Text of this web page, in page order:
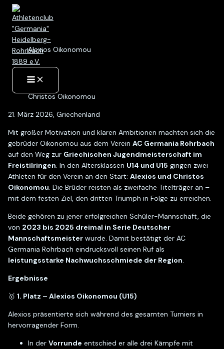
Zum
Inhalt
springen
Menu
Alexios Oikonomou
Christos Oikonomou
21. März 2026, Griechenland
Mit großer Motivation und klaren Ambitionen machten sich die
gebrüder Oikonomou aus dem Verein AC Germania Rohrbach
auf den Weg zur Griechischen Jugendmeisterschaft im
Freistilringen. In den Altersklassen U14 und U15 gingen zwei
Athleten für den Verein an den Start: Alexios und Christos
Oikonomou. Die Brüder reisten als zweifache Titelträger an –
mit dem festen Ziel, den dritten Triumph in Folge zu erreichen.
Beide gehören zu jener erfolgreichen Schüler-Mannschaft, die
von 2023 bis 2025 dreimal in Serie Deutscher
Mannschaftsmeisterwurde. Damit bestätigt der AC
Germania Rohrbach eindrucksvoll seinen Ruf als
leistungsstarke Nachwuchsschmiede der Region.
Ergebnisse
🥇 1. Platz – Alexios Oikonomou (U15)
Alexios präsentierte sich während des gesamten Turniers in
hervorragender Form.
In der Vorrunde entschied er alle drei Kämpfe mit